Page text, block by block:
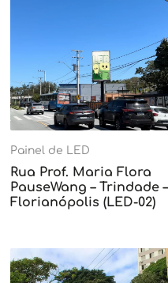
Painel de LED
Rua Prof. Maria Flora
PauseWang – Trindade –
Florianópolis (LED-02)